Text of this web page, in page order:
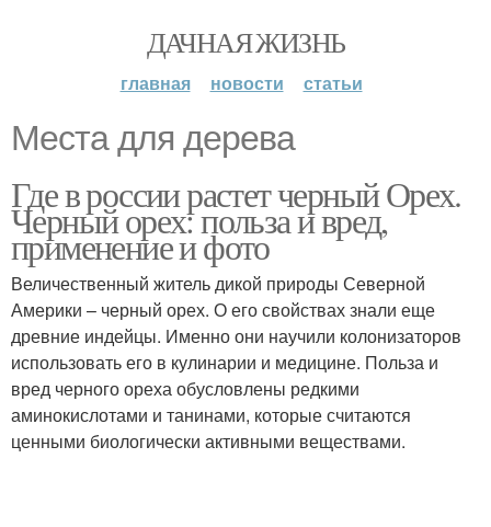
ДАЧНАЯ ЖИЗНЬ
главная новости статьи
Места для дерева
Где в россии растет черный Орех.
Черный орех: польза и вред,
применение и фото
Величественный житель дикой природы Северной
Америки – черный орех. О его свойствах знали еще
древние индейцы. Именно они научили колонизаторов
использовать его в кулинарии и медицине. Польза и
вред черного ореха обусловлены редкими
аминокислотами и танинами, которые считаются
ценными биологически активными веществами.